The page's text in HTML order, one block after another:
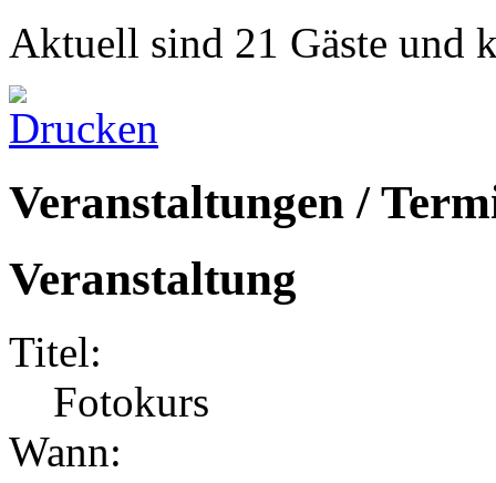
Aktuell sind 21 Gäste und
Veranstaltungen /
Veranstaltung
Titel:
Fotokurs
Wann: